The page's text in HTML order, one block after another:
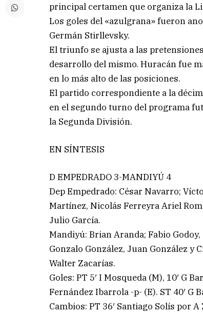
principal certamen que organiza la
Los goles del «azulgrana» fueron
Germán Stirllevsky.
El triunfo se ajusta a las
desarrollo del mismo. Huracán fue
en lo más alto de las posiciones.
El partido correspondiente a la
en el segundo turno del programa
la Segunda División.
EN SÍNTESIS
D EMPEDRADO 3-MANDIYÚ 4
Dep Empedrado: César Navarro;
Martínez, Nicolás Ferreyra Ariel
Julio García.
Mandiyú: Brian Aranda; Fabio
Gonzalo González, Juan González y
Walter Zacarías.
Goles: PT 5′ I Mosqueda (M), 10′ G
Fernández Ibarrola -p- (E). ST 40′ G
Cambios: PT 36′ Santiago Solís por